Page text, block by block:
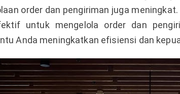
order dan pengiriman juga
untuk mengelola order dan
Anda meningkatkan efisiensi dan